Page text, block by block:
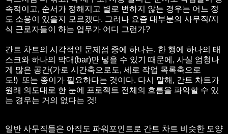
속적이고, 순서가 정해지고 별로 변하지 않는 경우는 어느 정
도 소용이 있을지 모르겠다. 그러나 요즘 대부분의 사무직/지
식 근로자들이 하는 업무가 어디 그런가?
간트 차트의 시각적인 문제점 중에 하나는, 한 행에 하나의 태
스크와 하나의 막대(bar)만 넣을 수 있기 때문에, 사실 엄청나
게 많은 공간(가로 시간축으로도, 세로 작업 목록축으로
도!) 또는 종이가 필요하다는 것이다. 다시 말해, 간트 차트가
원래 의도대로 한 눈에 프로젝트 전체의 흐름을 파악할 수 있
는 경우는 거의 없다는 것!
일반 사무직들은 아직도 파워포인트로 간트 차트 비슷한 모양